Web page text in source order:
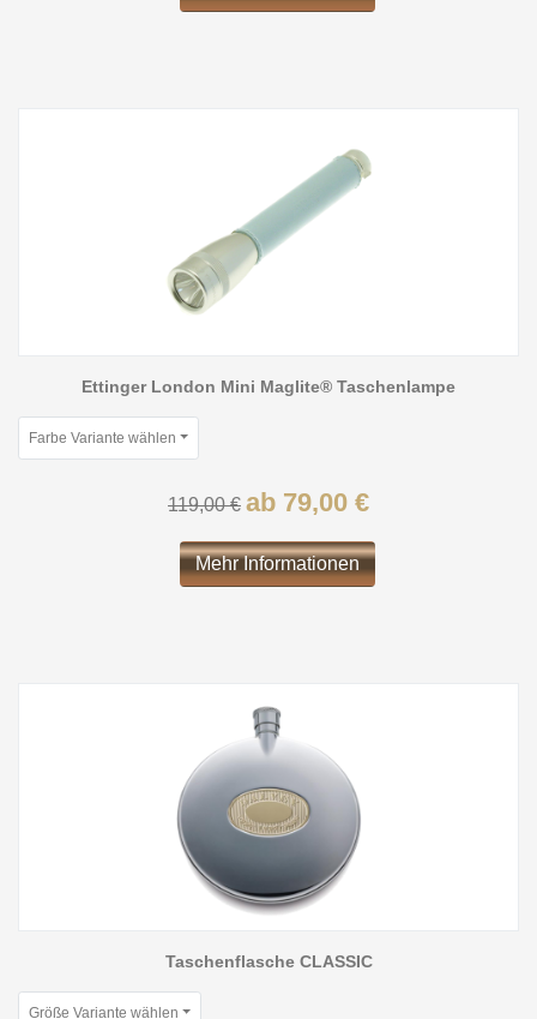
Ettinger London Mini Maglite® Taschenlampe
Farbe Variante wählen
119,00 € ab 79,00 €
Mehr Informationen
Taschenflasche CLASSIC
Größe Variante wählen